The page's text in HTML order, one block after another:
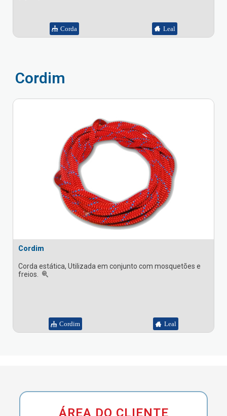
Corda Leal
Cordim
Cordim
Corda estática, Utilizada em conjunto com mosquetões e
freios.
Cordim Leal
ÁREA DO CLIENTE